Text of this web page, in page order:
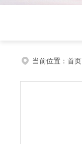
当前位置： 首页